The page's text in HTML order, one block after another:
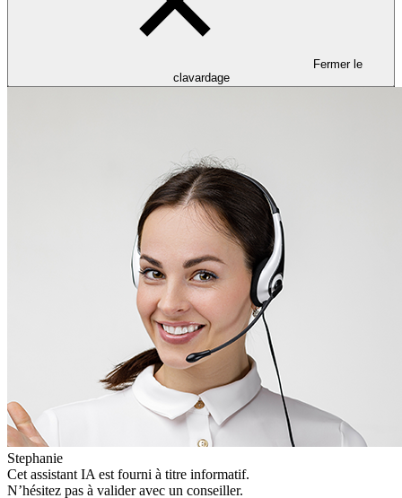
Fermer le
clavardage
Stephanie
Cet assistant IA est fourni à titre informatif.
N’hésitez pas à valider avec un conseiller.